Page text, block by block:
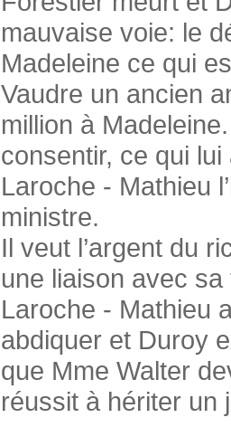
mauvaise voie: le
Madeleine ce qui
Vaudre un ancien
million à
consentir, ce qui
Laroche - Mathieu
ministre.
Il veut l’argent du
une liaison avec
Laroche - Mathieu
abdiquer et Duroy
que Mme Walter
réussit à hériter un